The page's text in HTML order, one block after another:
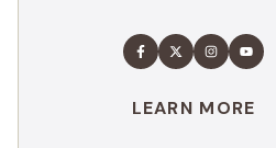
LEARN MORE